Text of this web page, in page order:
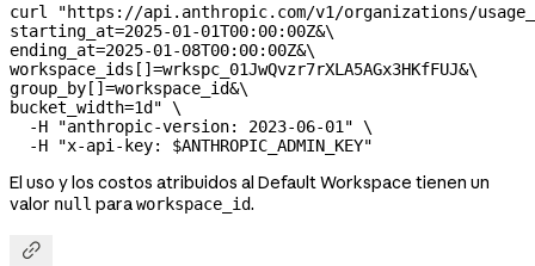
curl
"https://api.anthropic.com/v1/organizations/
starting_at=2025-01-01T00:00:00Z&\
ending_at=2025-01-08T00:00:00Z&\
workspace_ids[]=wrkspc_01JwQvzr7rXLA5AGx3HKfFUJ&\
group_by[]=workspace_id&\
bucket_width=1d" \
  -H
"anthropic-version: 2023-06-01" \
  -H
"x-api-key: $ANTHROPIC_ADMIN_KEY"
El uso y los costos atribuidos al Default Workspace tienen un
valor null paraworkspace_id.
